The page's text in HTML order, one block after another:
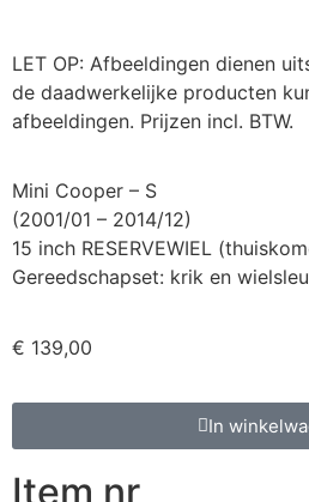
LET OP: Afbeeldingen dienen
de daadwerkelijke producten
afbeeldingen. Prijzen incl. BTW.
Mini Cooper – S
(2001/01 – 2014/12)
15 inch RESERVEWIEL
Gereedschapset: krik en
€ 139,00
In
Item nr